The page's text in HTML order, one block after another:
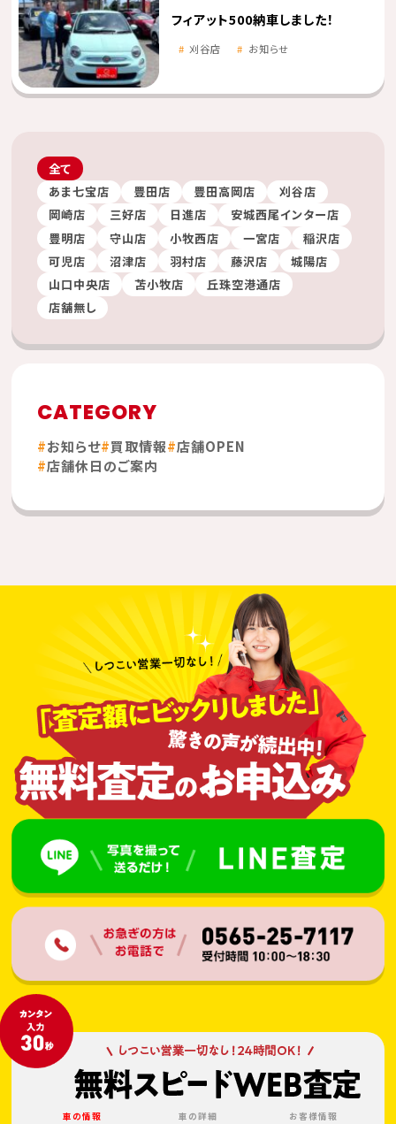
フィアット500納車しました！
刈谷店 お知らせ
全て
あま七宝店
豊田店 豊田高岡店
刈谷店
岡崎店
三好店 日進店
安城西尾インター店
豊明店
守山店 小牧西店 一宮店
稲沢店
可児店
沼津店 羽村店 藤沢店
城陽店
山口中央店
苫小牧店
丘珠空港通店
店舗無し
CATEGORY
お知らせ 買取情報 店舗OPEN
店舗休日のご案内
車の情報 車の詳細 お客様情報